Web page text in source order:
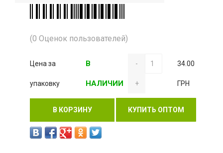
(0 Оценок пользователей)
Цена за
упаковку
В
НАЛИЧИИ
-
+
34.00
ГРН
В КОРЗИНУ КУПИТЬ ОПТОМ